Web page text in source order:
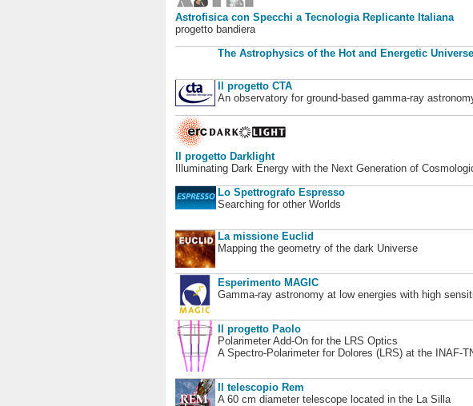
Astrofisica con Specchi a Tecnologia Replicante Italiana
progetto bandiera
The Astrophysics of the Hot and Energetic Universe
Il progetto CTA
An observatory for ground-based gamma-ray
Il progetto Darklight
Illuminating Dark Energy with the Next Generation of
Lo Spettrografo Espresso
Searching for other Worlds
La missione Euclid
Mapping the geometry of the dark Universe
Esperimento MAGIC
Gamma-ray astronomy at low energies with high
Il progetto Paolo
Polarimeter Add-On for the LRS Optics
A Spectro-Polarimeter for Dolores (LRS) at the INAF-
Il telescopio Rem
A 60 cm diameter telescope located in the La Silla